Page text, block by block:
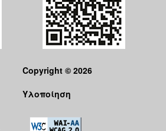
Copyright © 2026
Υλοποίηση